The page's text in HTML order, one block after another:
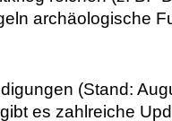
archäologische
(Stand:
es zahlreiche